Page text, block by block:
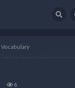
Vocabulary
6